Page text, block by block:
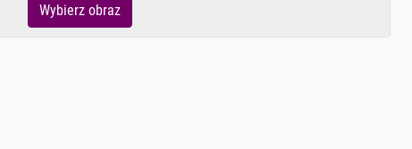
Wybierz obraz